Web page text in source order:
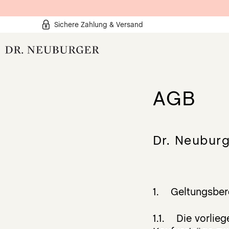
Sichere Zahlung & Versand
AGB
Dr.
1.
1.1. Die